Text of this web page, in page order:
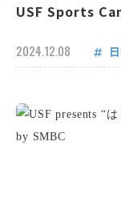
USF Sports
2024.12.08